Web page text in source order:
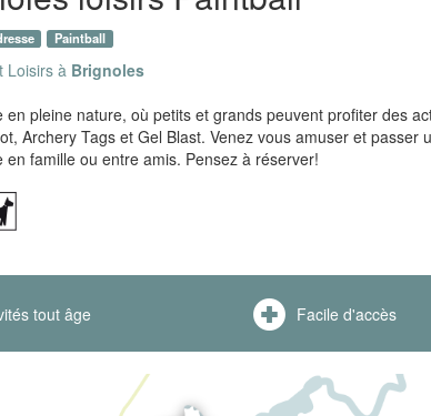
Paintball
Loisirs à Brignoles
en pleine nature, où petits et grands peuvent profiter des
Archery Tags et Gel Blast. Venez vous amuser et passer
en famille ou entre amis. Pensez à réserver!
tout âge Facile d'accès